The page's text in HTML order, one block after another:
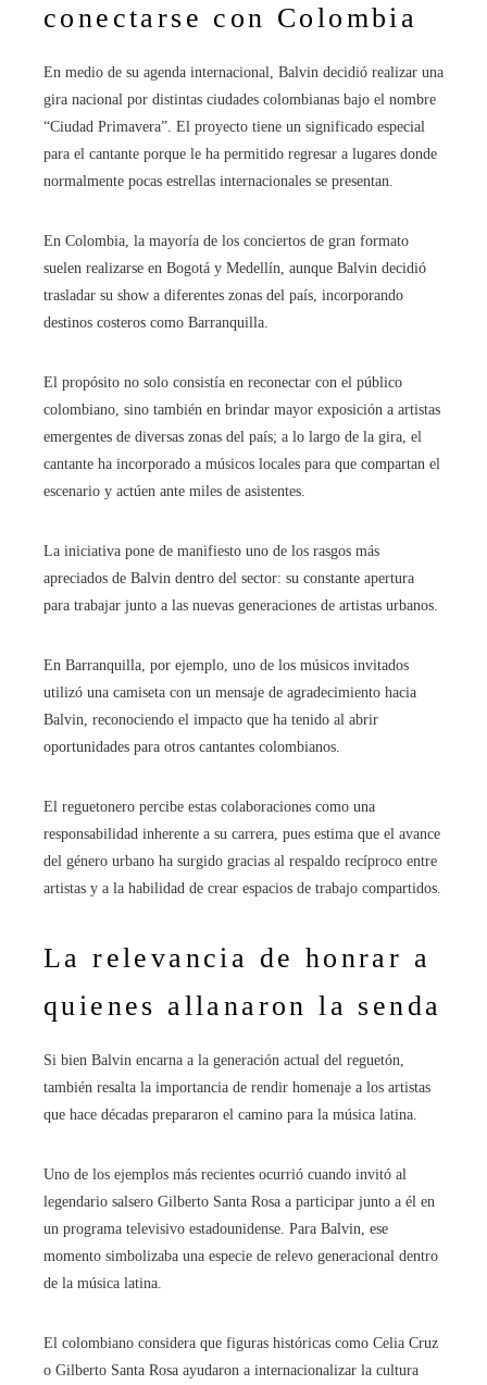
conectarse con Colombia
En medio de su agenda internacional, Balvin decidió realizar una
gira nacional por distintas ciudades colombianas bajo el nombre
“Ciudad Primavera”. El proyecto tiene un significado especial
para el cantante porque le ha permitido regresar a lugares donde
normalmente pocas estrellas internacionales se presentan.
En Colombia, la mayoría de los conciertos de gran formato
suelen realizarse en Bogotá y Medellín, aunque Balvin decidió
trasladar su show a diferentes zonas del país, incorporando
destinos costeros como Barranquilla.
El propósito no solo consistía en reconectar con el público
colombiano, sino también en brindar mayor exposición a artistas
emergentes de diversas zonas del país; a lo largo de la gira, el
cantante ha incorporado a músicos locales para que compartan el
escenario y actúen ante miles de asistentes.
La iniciativa pone de manifiesto uno de los rasgos más
apreciados de Balvin dentro del sector: su constante apertura
para trabajar junto a las nuevas generaciones de artistas urbanos.
En Barranquilla, por ejemplo, uno de los músicos invitados
utilizó una camiseta con un mensaje de agradecimiento hacia
Balvin, reconociendo el impacto que ha tenido al abrir
oportunidades para otros cantantes colombianos.
El reguetonero percibe estas colaboraciones como una
responsabilidad inherente a su carrera, pues estima que el avance
del género urbano ha surgido gracias al respaldo recíproco entre
artistas y a la habilidad de crear espacios de trabajo compartidos.
La relevancia de honrar a
quienes allanaron la senda
Si bien Balvin encarna a la generación actual del reguetón,
también resalta la importancia de rendir homenaje a los artistas
que hace décadas prepararon el camino para la música latina.
Uno de los ejemplos más recientes ocurrió cuando invitó al
legendario salsero Gilberto Santa Rosa a participar junto a él en
un programa televisivo estadounidense. Para Balvin, ese
momento simbolizaba una especie de relevo generacional dentro
de la música latina.
El colombiano considera que figuras históricas como Celia Cruz
o Gilberto Santa Rosa ayudaron a internacionalizar la cultura